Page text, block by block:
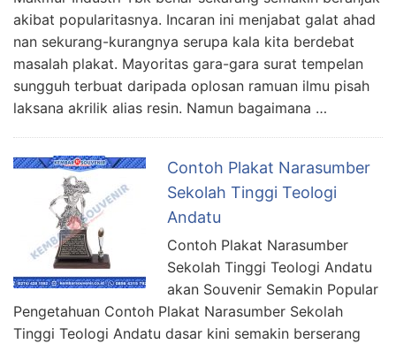
akibat popularitasnya. Incaran ini menjabat galat ahad
nan sekurang-kurangnya serupa kala kita berdebat
masalah plakat. Mayoritas gara-gara surat tempelan
sungguh terbuat daripada oplosan ramuan ilmu pisah
laksana akrilik alias resin. Namun bagaimana …
Contoh Plakat Narasumber
Sekolah Tinggi Teologi
Andatu
Contoh Plakat Narasumber
Sekolah Tinggi Teologi Andatu
akan Souvenir Semakin Popular
Pengetahuan Contoh Plakat Narasumber Sekolah
Tinggi Teologi Andatu dasar kini semakin berserang